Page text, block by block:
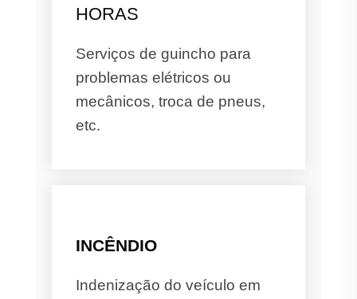
HORAS
Serviços de guincho para
problemas elétricos ou
mecânicos, troca de pneus,
etc.
INCÊNDIO
Indenização do veículo em